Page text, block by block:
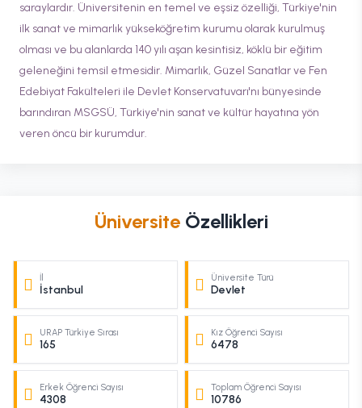
saraylardır. Üniversitenin en temel ve eşsiz özelliği, Türkiye'nin
ilk sanat ve mimarlık yükseköğretim kurumu olarak kurulmuş
olması ve bu alanlarda 140 yılı aşan kesintisiz, köklü bir eğitim
geleneğini temsil etmesidir. Mimarlık, Güzel Sanatlar ve Fen
Edebiyat Fakülteleri ile Devlet Konservatuvarı'nı bünyesinde
barındıran MSGSÜ, Türkiye'nin sanat ve kültür hayatına yön
veren öncü bir kurumdur.
Üniversite Özellikleri
İl
İstanbul
Üniversite Türü
Devlet
URAP Türkiye Sırası
165
Kız Öğrenci Sayısı
6478
Erkek Öğrenci Sayısı
4308
Toplam Öğrenci Sayısı
10786